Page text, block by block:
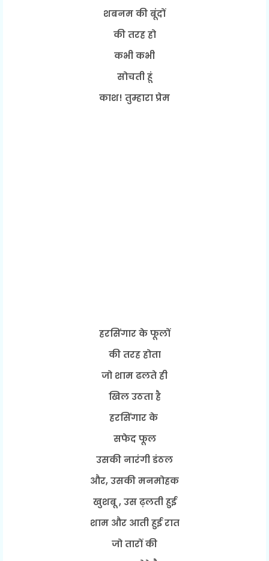
शबनम की बूंदों
की तरह हो
कभी कभी
सोचती हूं
काश! तुम्हारा प्रेम
हरसिंगार के फूलों
की तरह होता
जो शाम ढलते ही
खिल उठता है
हरसिंगार के
सफेद फूल
उसकी नारंगी डंठल
और, उसकी मनमोहक
खुशबू , उस ढ़लती हुई
शाम और आती हुई रात
जो तारों की